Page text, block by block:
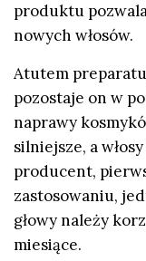
produktu
nowych włosów.
Atutem
pozostaje on w
naprawy
silniejsze, a
producent,
zastosowaniu,
głowy należy
miesiące.